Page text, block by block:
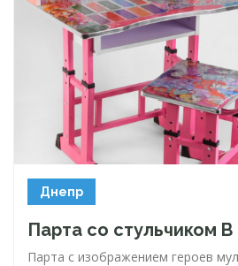
Днепр
Парта со стульчиком
Парта с изображением героев